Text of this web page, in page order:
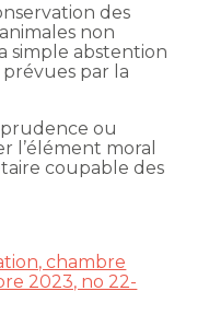
des
non
simple abstention
par la
ou
l’élément moral
coupable des
chambre
2023, no 22-